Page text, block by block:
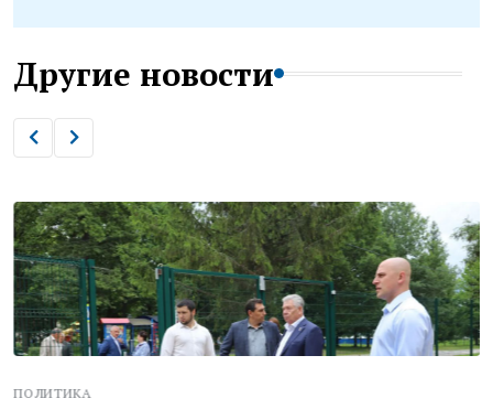
Другие новости
ПОЛИТИКА